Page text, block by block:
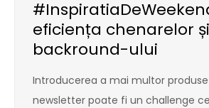
eficiența chenarelor
backround-ului
Introducerea a mai multor
newsletter poate fi un challenge